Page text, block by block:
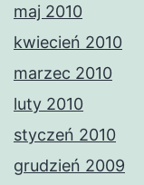
maj 2010
kwiecień 2010
marzec 2010
luty 2010
styczeń 2010
grudzień 2009